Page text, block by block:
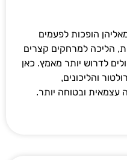
הופכות לפעמים
הליכה למרחקים קצרים
לדרוש יותר מאמץ. כאן
והליכונים,
עצמאית ובטוחה יותר.